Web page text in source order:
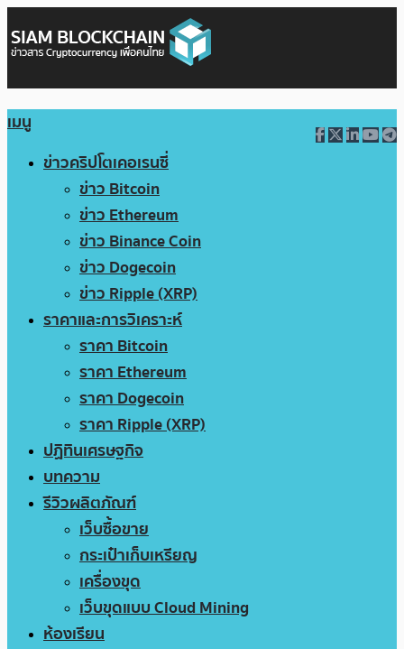
เมนู
ข่าวคริปโตเคอเรนซี่
ข่าว Bitcoin
ข่าว Ethereum
ข่าว Binance Coin
ข่าว Dogecoin
ข่าว Ripple (XRP)
ราคาและการวิเคราะห์
ราคา Bitcoin
ราคา Ethereum
ราคา Dogecoin
ราคา Ripple (XRP)
ปฏิทินเศรษฐกิจ
บทความ
รีวิวผลิตภัณฑ์
เว็บซื้อขาย
กระเป๋าเก็บเหรียญ
เครื่องขุด
เว็บขุดแบบ Cloud Mining
ห้องเรียน